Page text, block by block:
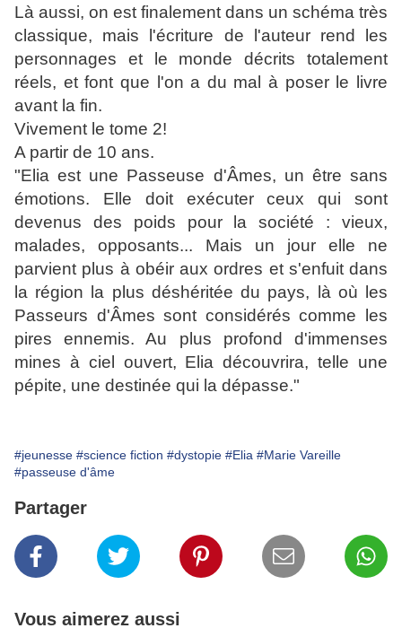
Là aussi, on est finalement dans un schéma très
classique, mais l'écriture de l'auteur rend les
personnages et le monde décrits totalement
réels, et font que l'on a du mal à poser le livre
avant la fin.
Vivement le tome 2!
A partir de 10 ans.
"Elia est une Passeuse d'Âmes, un être sans
émotions. Elle doit exécuter ceux qui sont
devenus des poids pour la société : vieux,
malades, opposants... Mais un jour elle ne
parvient plus à obéir aux ordres et s'enfuit dans
la région la plus déshéritée du pays, là où les
Passeurs d'Âmes sont considérés comme les
pires ennemis. Au plus profond d'immenses
mines à ciel ouvert, Elia découvrira, telle une
pépite, une destinée qui la dépasse."
#jeunesse #science fiction #dystopie #Elia #Marie Vareille
#passeuse d'âme
Partager
Vous aimerez aussi